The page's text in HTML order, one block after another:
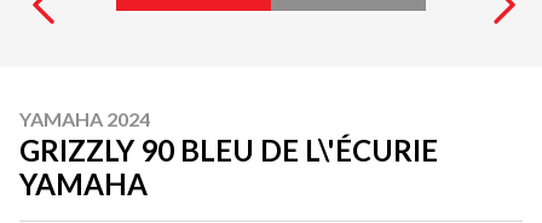
YAMAHA 2024
GRIZZLY 90 BLEU DE L\'ÉCURIE
YAMAHA